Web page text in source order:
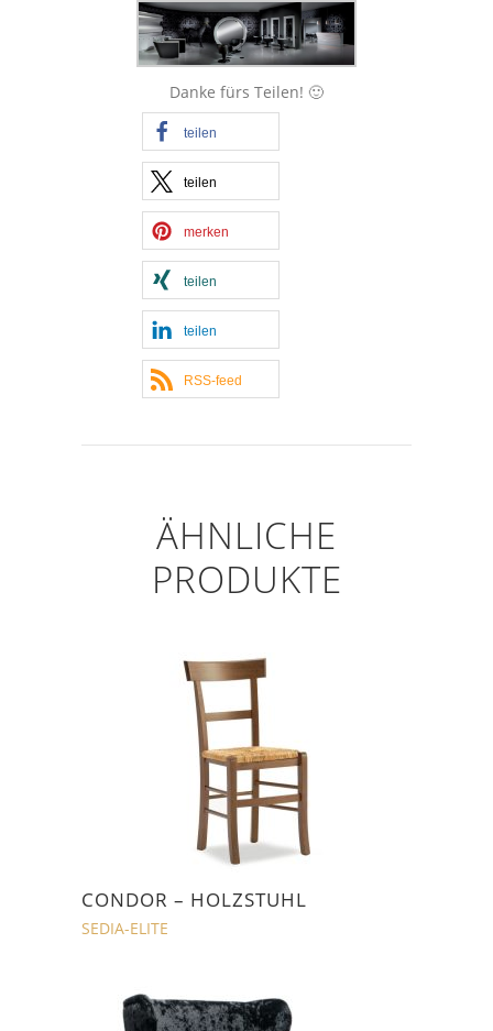
Danke fürs Teilen! 🙂
teilen
teilen
merken
teilen
teilen
RSS-feed
ÄHNLICHE
PRODUKTE
CONDOR – HOLZSTUHL
SEDIA-ELITE